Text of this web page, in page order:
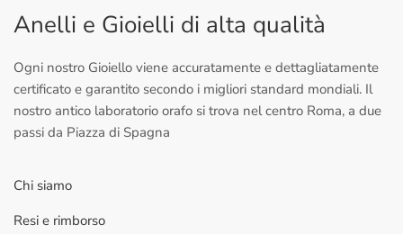
Anelli e Gioielli di alta qualità
Ogni nostro Gioiello viene accuratamente e dettagliatamente
certificato e garantito secondo i migliori standard mondiali. Il
nostro antico laboratorio orafo si trova nel centro Roma, a due
passi da Piazza di Spagna
Chi siamo
Resi e rimborso